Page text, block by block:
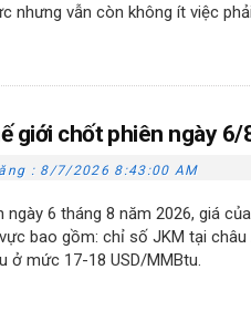
nhưng vẫn còn không ít việc
giới chốt phiên ngày
: 8/7/2026 8:43:00 AM
ngày 6 tháng 8 năm 2026, giá
bao gồm: chỉ số JKM tại
ở mức 17-18 USD/MMBtu.